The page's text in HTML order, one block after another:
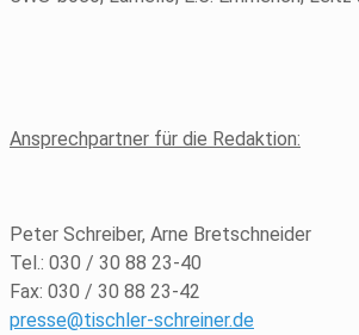
Ansprechpartner für die Redaktion:
Peter Schreiber, Arne Bretschneider
Tel.: 030 / 30 88 23-40
Fax: 030 / 30 88 23-42
presse@tischler-schreiner.de